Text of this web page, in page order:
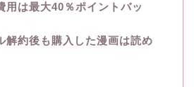
用は最大40％ポイントバッ
解約後も購入した漫画は読め